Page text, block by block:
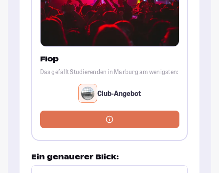
Flop
Das gefällt Studierenden in Marburg am wenigsten:
Club-Angebot
Ein genauerer Blick: